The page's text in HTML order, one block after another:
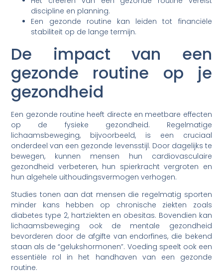
discipline en planning.
Een gezonde routine kan leiden tot financiële
stabiliteit op de lange termijn.
De impact van een
gezonde routine op je
gezondheid
Een gezonde routine heeft directe en meetbare effecten
op de fysieke gezondheid. Regelmatige
lichaamsbeweging, bijvoorbeeld, is een cruciaal
onderdeel van een gezonde levensstijl. Door dagelijks te
bewegen, kunnen mensen hun cardiovasculaire
gezondheid verbeteren, hun spierkracht vergroten en
hun algehele uithoudingsvermogen verhogen.
Studies tonen aan dat mensen die regelmatig sporten
minder kans hebben op chronische ziekten zoals
diabetes type 2, hartziekten en obesitas. Bovendien kan
lichaamsbeweging ook de mentale gezondheid
bevorderen door de afgifte van endorfines, die bekend
staan als de “gelukshormonen”. Voeding speelt ook een
essentiële rol in het handhaven van een gezonde
routine.